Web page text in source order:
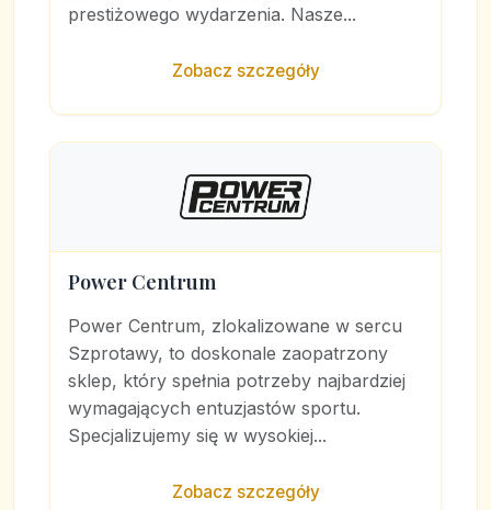
prestiżowego wydarzenia. Nasze...
Zobacz szczegóły
Power Centrum
Power Centrum, zlokalizowane w sercu
Szprotawy, to doskonale zaopatrzony
sklep, który spełnia potrzeby najbardziej
wymagających entuzjastów sportu.
Specjalizujemy się w wysokiej...
Zobacz szczegóły